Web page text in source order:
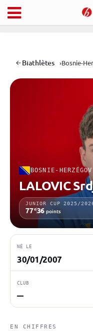
Biathlètes ›Bosnie-
BOSNIE-
LALOVIC
JUNIOR CUP 2025/
77e36 points
NÉ LE
30/01/2007
CLUB
—
EN CHIFFRES